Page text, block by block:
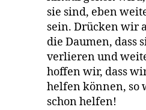
sie sind, eben
sein. Drücken wir
die Daumen, dass
verlieren und
hoffen wir, dass
helfen können, so
schon helfen!